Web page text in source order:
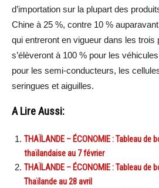
d’importation sur la plupart des
Chine à 25 %, contre 10 %
qui entreront en vigueur dans les trois
s’élèveront à 100 % pour les
pour les semi-conducteurs, les
seringues et aiguilles.
A Lire Aussi:
THAÏLANDE – ÉCONOMIE : Tableau de
thaïlandaise au 7 février
THAÏLANDE – ÉCONOMIE : Tableau de
Thaïlande au 28 avril